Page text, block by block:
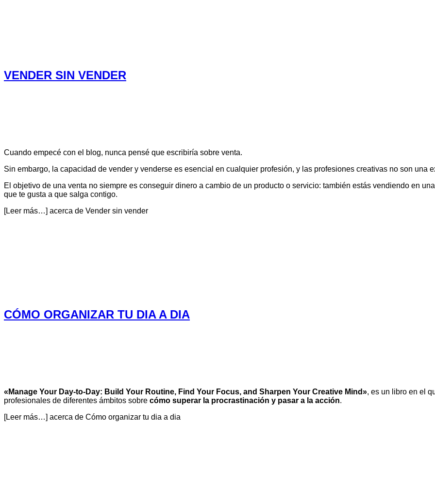
VENDER SIN VENDER
Cuando empecé con el blog, nunca pensé que escribiría sobre venta.
Sin embargo, la capacidad de vender y venderse es esencial en cualquier profesión, y las profesiones creativas no son una
El objetivo de una venta no siempre es conseguir dinero a cambio de un producto o servicio: también estás vendiendo en
que te gusta a que salga contigo.
[Leer más…] acerca de Vender sin vender
CÓMO ORGANIZAR TU DIA A DIA
«Manage Your Day-to-Day: Build Your Routine, Find Your Focus, and Sharpen Your Creative Mind», es un libro en el
profesionales de diferentes ámbitos sobre cómo superar la procrastinación y pasar a la acción.
[Leer más…] acerca de Cómo organizar tu dia a dia